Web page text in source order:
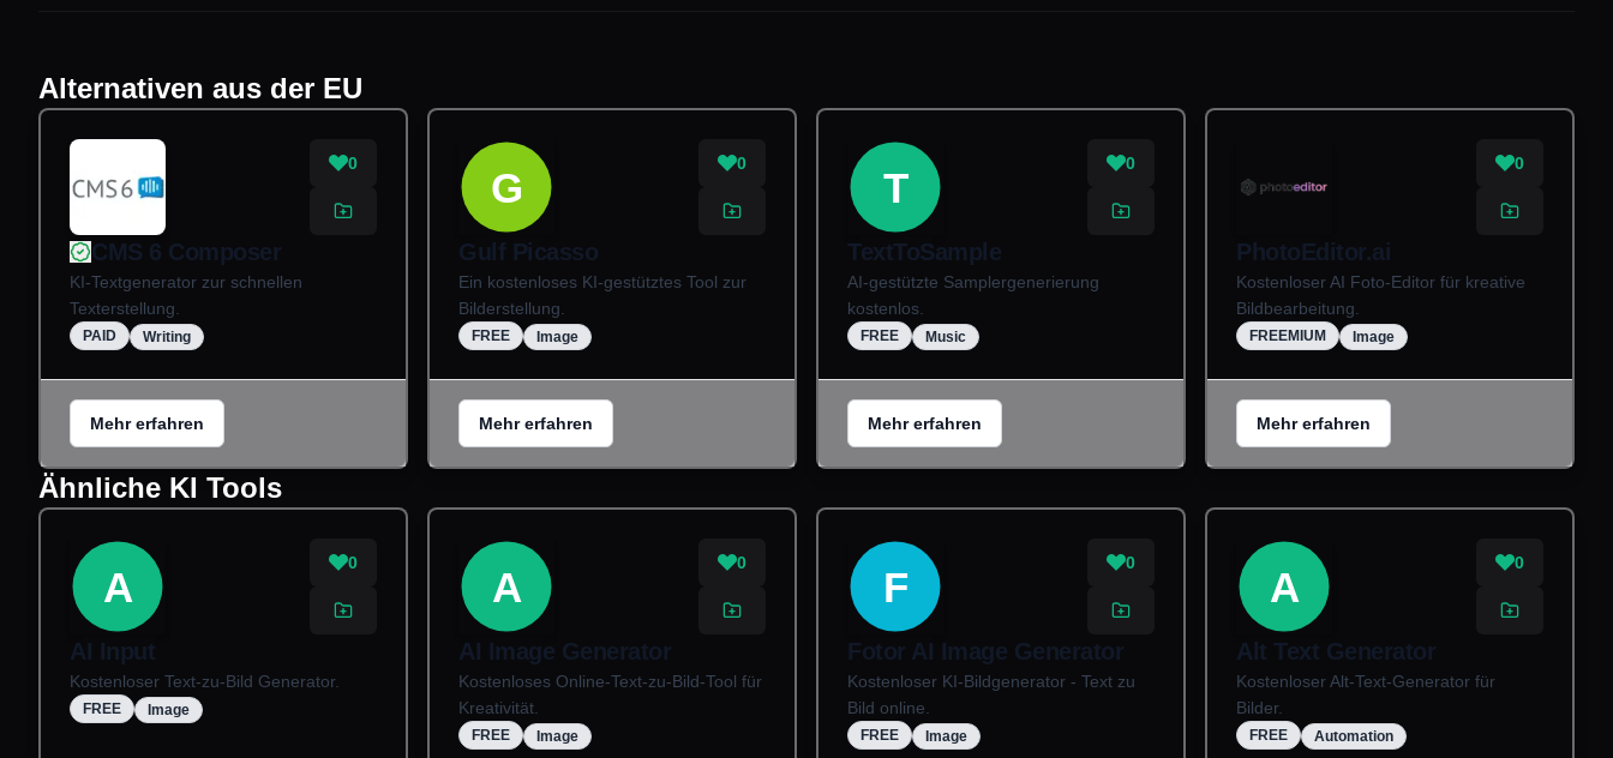
Alternativen aus der EU
0
CMS 6 Composer
KI-Textgenerator zur schnellen
Texterstellung.
PAID Writing
Mehr erfahren
G
0
Gulf Picasso
Ein kostenloses KI-gestütztes Tool zur
Bilderstellung.
FREE Image
Mehr erfahren
T
0
TextToSample
AI-gestützte Samplergenerierung
kostenlos.
FREE Music
Mehr erfahren
0
PhotoEditor.ai
Kostenloser AI Foto-Editor für kreative
Bildbearbeitung.
FREEMIUM Image
Mehr erfahren
Ähnliche KI Tools
A
0
AI Input
Kostenloser Text-zu-Bild Generator.
FREE Image
A
0
AI Image Generator
Kostenloses Online-Text-zu-Bild-Tool für
Kreativität.
FREE Image
F
0
Fotor AI Image Generator
Kostenloser KI-Bildgenerator - Text zu
Bild online.
FREE Image
A
0
Alt Text Generator
Kostenloser Alt-Text-Generator für
Bilder.
FREE Automation